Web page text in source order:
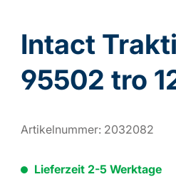
Intact
95502 tro
Artikelnummer: 2032082
Lieferzeit 2-5 Werktage